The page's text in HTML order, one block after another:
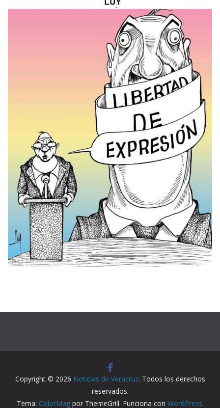
Copyright © 2026 Noticias de Veracruz. Todos los derechos
reservados.
Tema: ColorMagpor ThemeGrill. Funciona con WordPress.